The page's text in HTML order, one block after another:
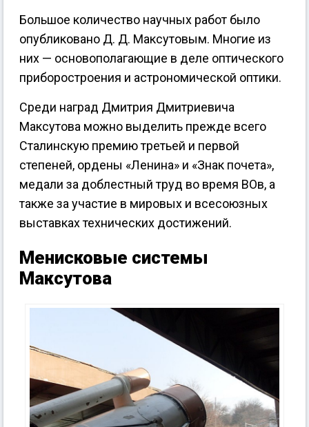
Большое количество научных работ было
опубликовано Д. Д. Максутовым. Многие из
них — основополагающие в деле оптического
приборостроения и астрономической оптики.
Среди наград Дмитрия Дмитриевича
Максутова можно выделить прежде всего
Сталинскую премию третьей и первой
степеней, ордены «Ленина» и «Знак почета»,
медали за доблестный труд во время ВОв, а
также за участие в мировых и всесоюзных
выставках технических достижений.
Менисковые системы
Максутова